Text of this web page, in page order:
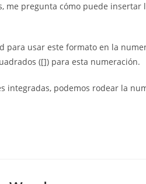
me pregunta cómo puede insertar
para usar este formato en la
([]) para esta numeración.
integradas, podemos rodear la